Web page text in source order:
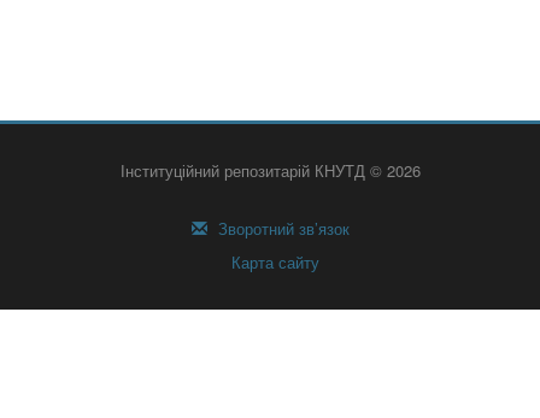
Інституційний репозитарій КНУТД © 2026
Зворотний зв’язок
Карта сайту